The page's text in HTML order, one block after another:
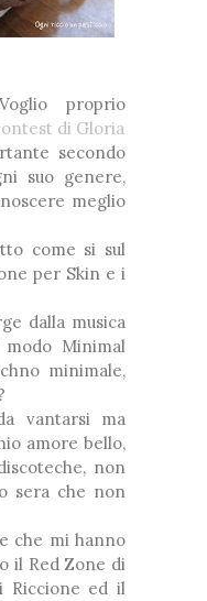
proprio
di Gloria
secondo
suo genere,
meglio
come si sul
per Skin e i
dalla musica
Minimal
minimale,
vantarsi ma
amore bello,
non
sera che non
che mi hanno
il Red Zone di
Riccione ed il